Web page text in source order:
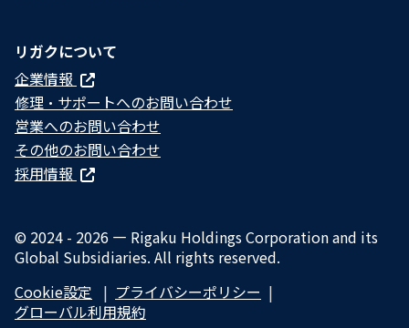
リガクについて
企業情報
修理・サポートへのお問い合わせ
営業へのお問い合わせ
その他のお問い合わせ
採用情報
© 2024 - 2026 — Rigaku Holdings Corporation and its
Global Subsidiaries. All rights reserved.
Cookie設定
プライバシーポリシー​
グローバル利用規約